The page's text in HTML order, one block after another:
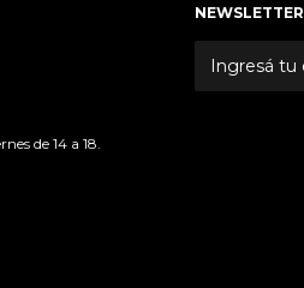
de 14 a 18.
NEWSLETTER